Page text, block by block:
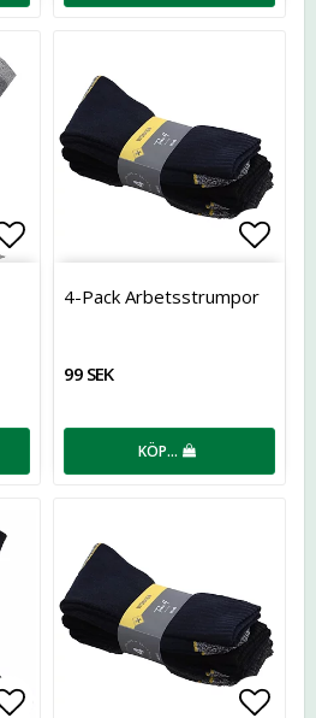
Lägg till i favoritlistan
4-Pack Arbetsstrumpor
99 SEK
KÖP…